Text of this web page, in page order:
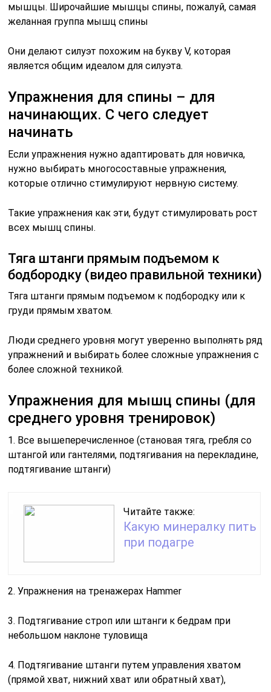
мышцы. Широчайшие мышцы спины, пожалуй, самая
желанная группа мышц спины
Они делают силуэт похожим на букву V, которая
является общим идеалом для силуэта.
Упражнения для спины – для
начинающих. С чего следует
начинать
Если упражнения нужно адаптировать для новичка,
нужно выбирать многосоставные упражнения,
которые отлично стимулируют нервную систему.
Такие упражнения как эти, будут стимулировать рост
всех мышц спины.
Тяга штанги прямым подъемом к
бодбородку (видео правильной техники)
Тяга штанги прямым подъемом к подбородку или к
груди прямым хватом.
Люди среднего уровня могут уверенно выполнять ряд
упражнений и выбирать более сложные упражнения с
более сложной техникой.
Упражнения для мышц спины (для
среднего уровня тренировок)
1. Все вышеперечисленное (становая тяга, гребля со
штангой или гантелями, подтягивания на перекладине,
подтягивание штанги)
Читайте также:
Какую минералку пить
при подагре
2. Упражнения на тренажерах Hammer
3. Подтягивание строп или штанги к бедрам при
небольшом наклоне туловища
4. Подтягивание штанги путем управления хватом
(прямой хват, нижний хват или обратный хват),